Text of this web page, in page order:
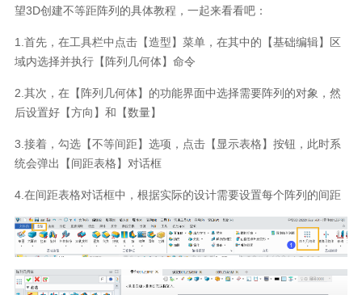
望3D创建不等距阵列的具体教程，一起来看看吧：
1.首先，在工具栏中点击【造型】菜单，在其中的【基础编辑】区
域内选择并执行【阵列几何体】命令
2.其次，在【阵列几何体】的功能界面中选择需要阵列的对象，然
后设置好【方向】和【数量】
3.接着，勾选【不等间距】选项，点击【显示表格】按钮，此时系
统会弹出【间距表格】对话框
4.在间距表格对话框中，根据实际的设计需要设置每个阵列的间距